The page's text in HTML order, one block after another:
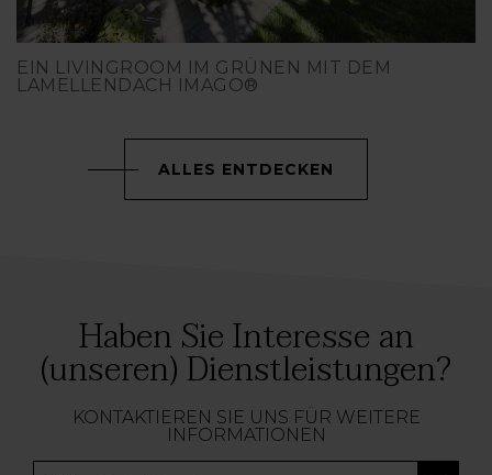
EIN LIVINGROOM IM GRÜNEN MIT DEM
LAMELLENDACH IMAGO®
ALLES ENTDECKEN
Haben Sie Interesse an
(unseren) Dienstleistungen?
KONTAKTIEREN SIE UNS FÜR WEITERE
INFORMATIONEN